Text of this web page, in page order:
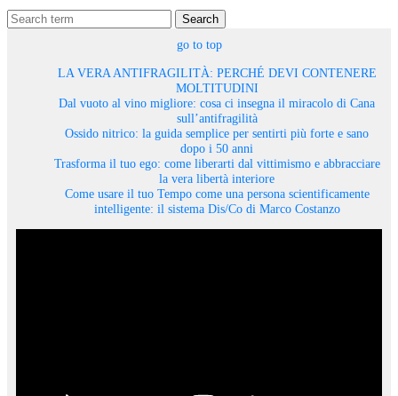
Search
go to top
LA VERA ANTIFRAGILITÀ: PERCHÉ DEVI CONTENERE
MOLTITUDINI
Dal vuoto al vino migliore: cosa ci insegna il miracolo di Cana
sull’antifragilità
Ossido nitrico: la guida semplice per sentirti più forte e sano
dopo i 50 anni
Trasforma il tuo ego: come liberarti dal vittimismo e abbracciare
la vera libertà interiore
Come usare il tuo Tempo come una persona scientificamente
intelligente: il sistema Dis/Co di Marco Costanzo